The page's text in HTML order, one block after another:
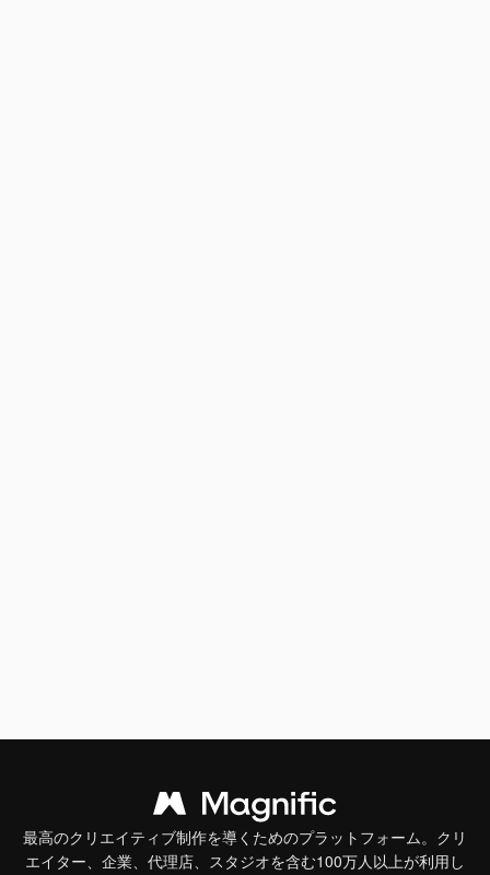
最高のクリエイティブ制作を導くためのプラットフォーム。クリ
エイター、企業、代理店、スタジオを含む100万人以上が利用し